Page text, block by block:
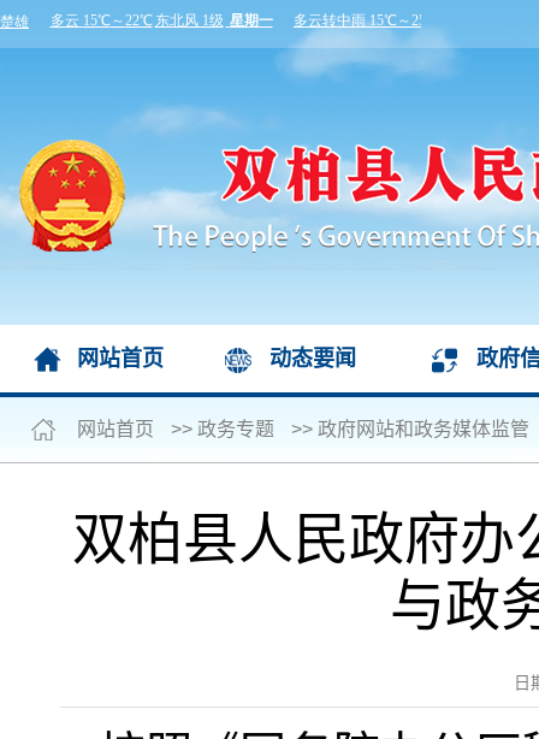
网站首页 动态要闻 政府
网站首页 >> 政务专题 >> 政府网站和政务媒体监管
双柏县人民政府办
与政
日